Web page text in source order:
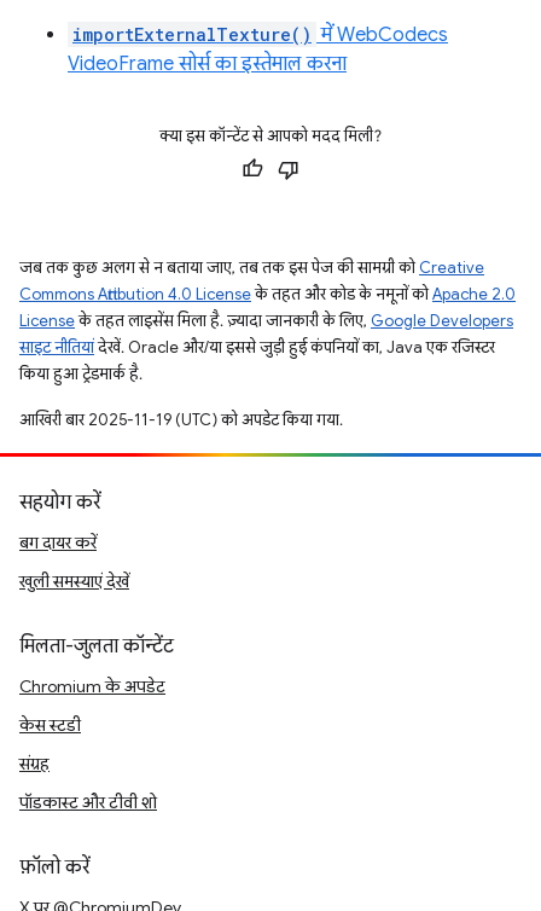
importExternalTexture() में WebCodecs
VideoFrame सोर्स का इस्तेमाल करना
क्या इस कॉन्टेंट से आपको मदद मिली?
जब तक कुछ अलग से न बताया जाए, तब तक इस पेज की सामग्री कोCreative
Commons Attribution 4.0 Licenseके तहत और कोड के नमूनों कोApache 2.0
Licenseके तहत लाइसेंस मिला है. ज़्यादा जानकारी के लिए, Google Developers
साइट नीतियांदेखें. Oracle और/या इससे जुड़ी हुई कंपनियों का, Java एक रजिस्टर
किया हुआ ट्रेडमार्क है.
आखिरी बार 2025-11-19 (UTC) को अपडेट किया गया.
सहयोग करें
बग दायर करें
खुली समस्याएं देखें
मिलता-जुलता कॉन्टेंट
Chromium के अपडेट
केस स्टडी
संग्रह
पॉडकास्ट और टीवी शो
फ़ॉलो करें